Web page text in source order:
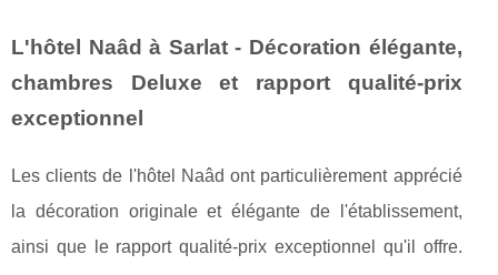
L'hôtel Naâd à Sarlat - Décoration élégante,
chambres Deluxe et rapport qualité-prix
exceptionnel
Les clients de l'hôtel Naâd ont particulièrement apprécié
la décoration originale et élégante de l'établissement,
ainsi que le rapport qualité-prix exceptionnel qu'il offre.